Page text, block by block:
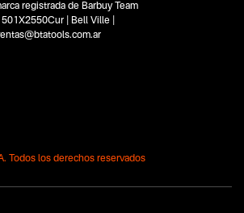
registrada de Barbuy Team
| Bell Ville |
Todos los derechos reservados